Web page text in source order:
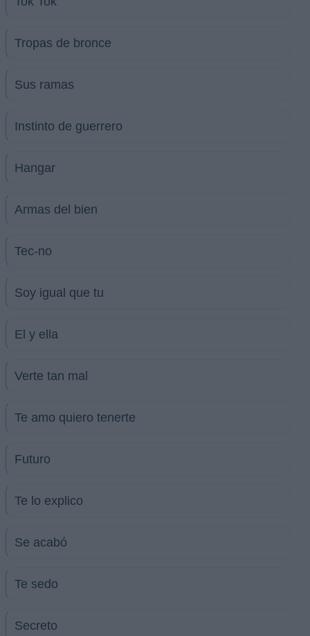
Tropas de bronce
Sus ramas
Instinto de guerrero
Hangar
Armas del bien
Tec-no
Soy igual que tu
El y ella
Verte tan mal
Te amo quiero tenerte
Futuro
Te lo explico
Se acabó
Te sedo
Secreto